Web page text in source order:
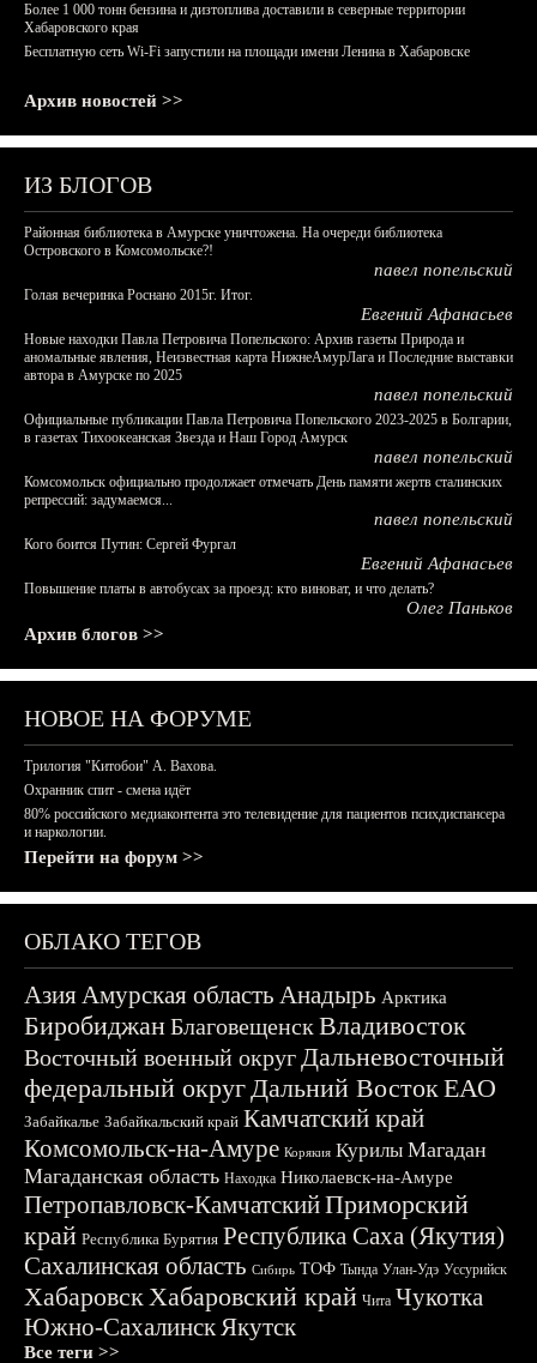
Более 1 000 тонн бензина и дизтоплива доставили в северные территории
Хабаровского края
Бесплатную сеть Wi-Fi запустили на площади имени Ленина в Хабаровске
Архив новостей >>
ИЗ БЛОГОВ
Районная библиотека в Амурске уничтожена. На очереди библиотека
Островского в Комсомольске?!
павел попельский
Голая вечеринка Роснано 2015г. Итог.
Евгений Афанасьев
Новые находки Павла Петровича Попельского: Архив газеты Природа и
аномальные явления, Неизвестная карта НижнеАмурЛага и Последние выставки
автора в Амурске по 2025
павел попельский
Официальные публикации Павла Петровича Попельского 2023-2025 в Болгарии,
в газетах Тихоокеанская Звезда и Наш Город Амурск
павел попельский
Комсомольск официально продолжает отмечать День памяти жертв сталинских
репрессий: задумаемся...
павел попельский
Кого боится Путин: Сергей Фургал
Евгений Афанасьев
Повышение платы в автобусах за проезд: кто виноват, и что делать?
Олег Паньков
Архив блогов >>
НОВОЕ НА ФОРУМЕ
Трилогия "Китобои" А. Вахова.
Охранник спит - смена идёт
80% российского медиаконтента это телевидение для пациентов психдиспансера
и наркологии.
Перейти на форум >>
ОБЛАКО ТЕГОВ
АзияАмурская область Анадырь Арктика
БиробиджанБлаговещенскВладивосток
Восточный военный округДальневосточный
федеральный округДальний ВостокЕАО
Забайкалье Забайкальский край Камчатский край
Комсомольск-на-Амуре Корякия Курилы Магадан
Магаданская область Находка Николаевск-на-Амуре
Петропавловск-КамчатскийПриморский
край Республика Бурятия Республика Саха (Якутия)
Сахалинская область Сибирь ТОФ Тында Улан-Удэ Уссурийск
ХабаровскХабаровский край Чита Чукотка
Южно-СахалинскЯкутск
Все теги >>